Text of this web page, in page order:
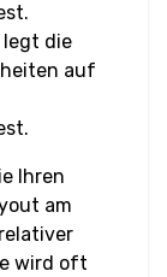
legt die
auf
Ihren
am
wird oft